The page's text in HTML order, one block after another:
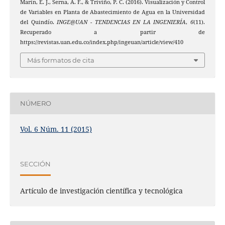
Marín, E. J., Serna, A. F., & Triviño, P. C. (2016). Visualización y Control
de Variables en Planta de Abastecimiento de Agua en la Universidad
del Quindío.INGE@UAN - TENDENCIAS EN LA INGENIERÍA,6(11).
Recuperado a partir de
https://revistas.uan.edu.co/index.php/ingeuan/article/view/410
Más formatos de cita
NÚMERO
Vol. 6 Núm. 11 (2015)
SECCIÓN
Artículo de investigación científica y tecnológica